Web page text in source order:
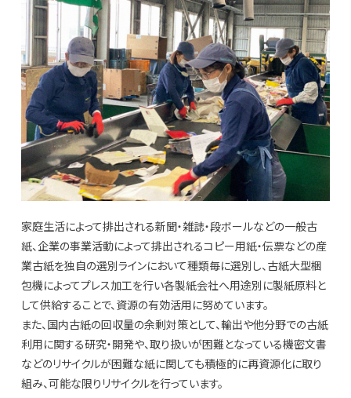
家庭生活によって排出される新聞・雑誌・段ボールなどの一般古
紙、企業の事業活動によって排出されるコピー用紙・伝票などの産
業古紙を独自の選別ラインにおいて種類毎に選別し、古紙大型梱
包機によってプレス加工を行い各製紙会社へ用途別に製紙原料と
して供給することで、資源の有効活用に努めています。
また、国内古紙の回収量の余剰対策として、輸出や他分野での古紙
利用に関する研究・開発や、取り扱いが困難となっている機密文書
などのリサイクルが困難な紙に関しても積極的に再資源化に取り
組み、可能な限りリサイクルを行っています。